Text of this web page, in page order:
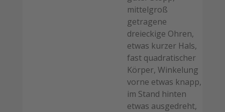
mittelgroß
getragene
dreieckige Ohren,
etwas kurzer Hals,
fast quadratischer
Körper, Winkelung
vorne etwas knapp,
im Stand hinten
etwas ausgedreht,